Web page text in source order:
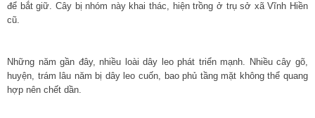
để bắt giữ. Cây bị nhóm này khai thác, hiện trồng ở trụ sở xã Vĩnh Hiền
cũ.
Những năm gần đây, nhiều loài dây leo phát triển mạnh. Nhiều cây gõ,
huyện, trám lâu năm bị dây leo cuốn, bao phủ tầng mặt không thể quang
hợp nên chết dần.